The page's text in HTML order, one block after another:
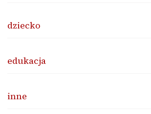
dziecko
edukacja
inne